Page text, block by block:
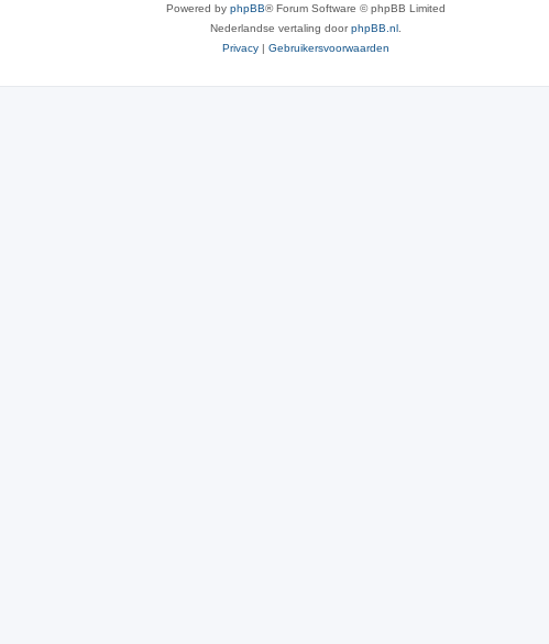
Powered by phpBB® Forum Software © phpBB Limited
Nederlandse vertaling doorphpBB.nl
Privacy | Gebruikersvoorwaarden